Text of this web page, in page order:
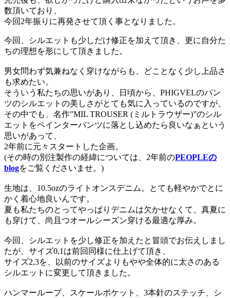
数頂いており、
今回2年振りに再発させて頂く事となりました。
今回、シルエットも少しだけ修正を加えて頂き、更に自分た
ちの理想を形にして頂きました。
男女問わず気兼ねなく穿けながらも、どことなく少し上品さ
も求めたい。
そういう私たちの思いがあり、日頃から、PHIGVELのパン
ツのシルエットの美しさがとても気に入っているのですが、
その中でも、名作”MIL TROUSER (ミルトラウザー)”のシル
エットをペインターパンツに落とし込めたら良いなぁという
思いがあって、
2年前に元々スタートした企画。
(その時の別注製作の経緯については、2年前のPEOPLEの
blogをご覧くださいませ。)
生地は、10.5ozのライトオンスデニム。とても軽やかでとに
かく着心地良いんです。
夏も私たちのとってやっぱりデニムは欠かせなくて、真夏に
も穿けて、尚且つオールシーズン穿ける最適な厚み。
今回、シルエットを少し修正を加えたと冒頭でお伝えしまし
たが、サイズ0,1は前回同様に仕上げて頂き、
サイズ2,3を、以前のサイズよりもやや全体的に太さのある
シルエットに変更して頂きました。
ハンマーループ、スケールポケット、3本針のステッチ、シ